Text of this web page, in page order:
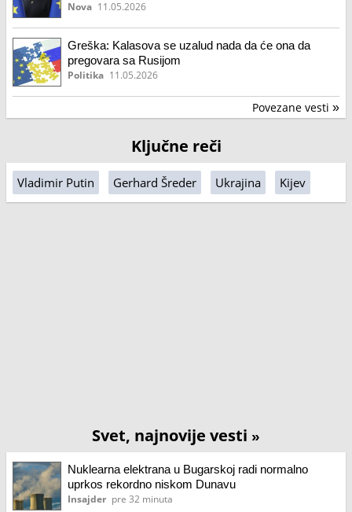
Nova 11.05.2026
Greška: Kalasova se uzalud nada da će ona da
pregovara sa Rusijom
Politika 11.05.2026
Povezane vesti »
Ključne reči
Vladimir Putin Gerhard Šreder Ukrajina Kijev
Svet, najnovije vesti »
Nuklearna elektrana u Bugarskoj radi normalno
uprkos rekordno niskom Dunavu
Insajder pre 32 minuta